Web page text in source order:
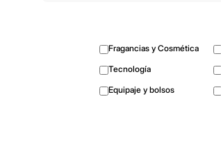
Fragancias y Cosmética
Tecnología
Equipaje y bolsos